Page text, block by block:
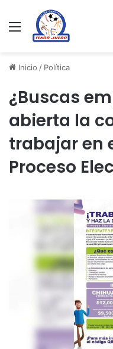
Menu
Inicio / Política
¿Buscas
abierta la
trabajar en
Proceso